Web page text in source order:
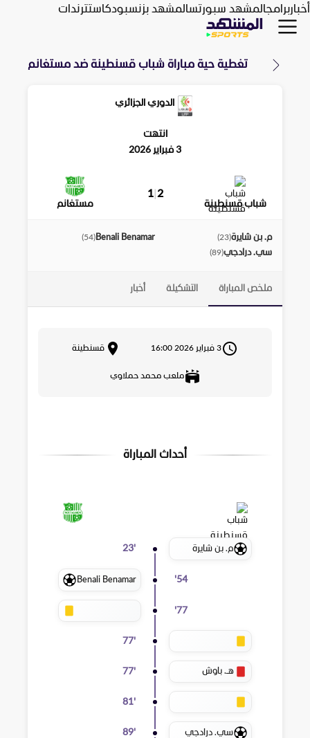
أخباربرامجالمشهد سبورتسالمشهد بزنسبودكاستترندات
تغطية حية مباراة شباب قسنطينة ضد مستغانم
الدوري الجزائري
انتهت
3 فبراير 2026
شباب قسنطينة
2
|
1
مستغانم
م. بن شايرة(
23
)
سي. درادجي(
89
)
Benali Benamar
(
54
)
ملخص المباراة التشكيلة أخبار
3 فبراير 2026 16:00 قسنطينة
ملعب محمد حملاوي
أحداث المباراة
م. بن شايرة 23'
54
'
Benali Benamar
77
'
77'
هـ. باوش 77'
81'
سي. درادجي 89'